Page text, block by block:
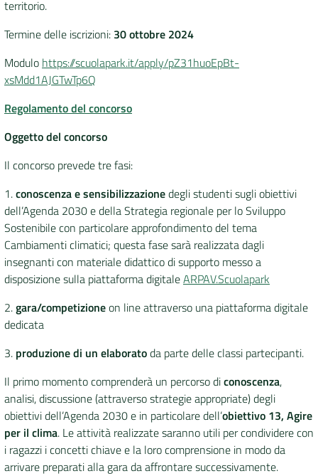
territorio.
Termine delle iscrizioni: 30 ottobre 2024
Modulo https://scuolapark.it/apply/pZ31huoEpBt-
xsMdd1AJGTwTp6Q
Regolamento del concorso
Oggetto del concorso
Il concorso prevede tre fasi:
1.conoscenza e sensibilizzazionedegli studenti sugli obiettivi
dell’Agenda 2030 e della Strategia regionale per lo Sviluppo
Sostenibile con particolare approfondimento del tema
Cambiamenti climatici; questa fase sarà realizzata dagli
insegnanti con materiale didattico di supporto messo a
disposizione sulla piattaforma digitaleARPAV.Scuolapark
2.gara/competizioneon line attraverso una piattaforma digitale
dedicata
3. produzione di un elaboratoda parte delle classi partecipanti.
Il primo momento comprenderà un percorso diconoscenza,
analisi, discussione (attraverso strategie appropriate) degli
obiettivi dell’Agenda 2030 e in particolare dell’obiettivo 13, Agire
per il clima. Le attività realizzate saranno utili per condividere con
i ragazzi i concetti chiave e la loro comprensione in modo da
arrivare preparati alla gara da affrontare successivamente.